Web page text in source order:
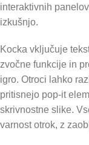
interaktivnih
izkušnjo.
Kocka vključuje
zvočne funkcije in
igro. Otroci lahko
pritisnejo pop-it
skrivnostne slike.
varnost otrok, z